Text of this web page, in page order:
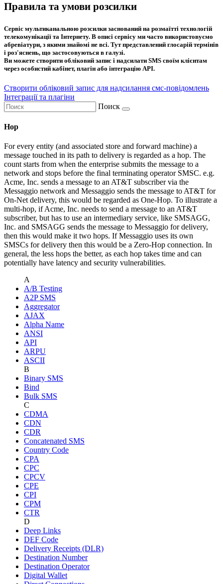
Правила та умови розсилки
Сервіс мультиканальною розсилки заснований на розмаїтті технологій
телекомунікації та Інтернету. В описі сервісу ми часто використовуємо
абревіатури, з якими знайомі не всі. Тут представлений глосарій термінів
і роз'яснень, що застосовуються в галузі.
Ви можете створити обліковий запис і надсилати SMS своїм клієнтам
через особистий кабінет, плагін або інтеграцію API.
Створити обліковий запис для надсилання смс-повідомлень
Інтеграції та плагіни
Поиск
Hop
For every entity (and associated store and forward machine) a
message touched in its path to delivery is regarded as a hop. The
count starts from when the enterprise submits the message to a
network and stops before the final terminating operator SMSC. e.g.
Acme, Inc. sends a message to an AT&T subscriber via the
Messaggio network and Messaggio sends the message to AT&T for
On-Net delivery, this would be regarded as One-Hop. To illustrate a
multi-hop, if Acme, Inc. needs to send a message to an AT&T
subscriber, but has to use an intermediary service, like SMSAGG,
Inc. and SMSAGG sends the message to Messaggio for delivery,
then this would make it two hops. If Messaggio uses its own
SMSCs for delivery then this would be a Zero-Hop connection. In
general, the less hops the better, as each hop takes time and can
potentially have latency and security vulnerabilities.
A
A/B Testing
A2P SMS
Aggregator
AJAX
Alpha Name
ANSI
API
ARPU
ASCII
B
Binary SMS
Bind
Bulk SMS
C
CDMA
CDN
CDR
Concatenated SMS
Country Code
CPA
CPC
CPCV
CPE
CPI
CPM
CTR
D
Deep Links
DEF Code
Delivery Receipts (DLR)
Destination Number
Destination Operator
Digital Wallet